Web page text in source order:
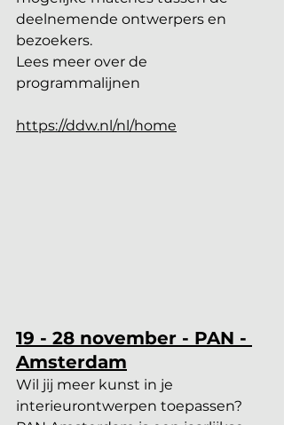
deelnemende ontwerpers en
bezoekers.
Lees meer over de
programmalijnen
https://ddw.nl/nl/home
19 - 28 november - PAN -
Amsterdam
Wil jij meer kunst in je
interieurontwerpen toepassen?